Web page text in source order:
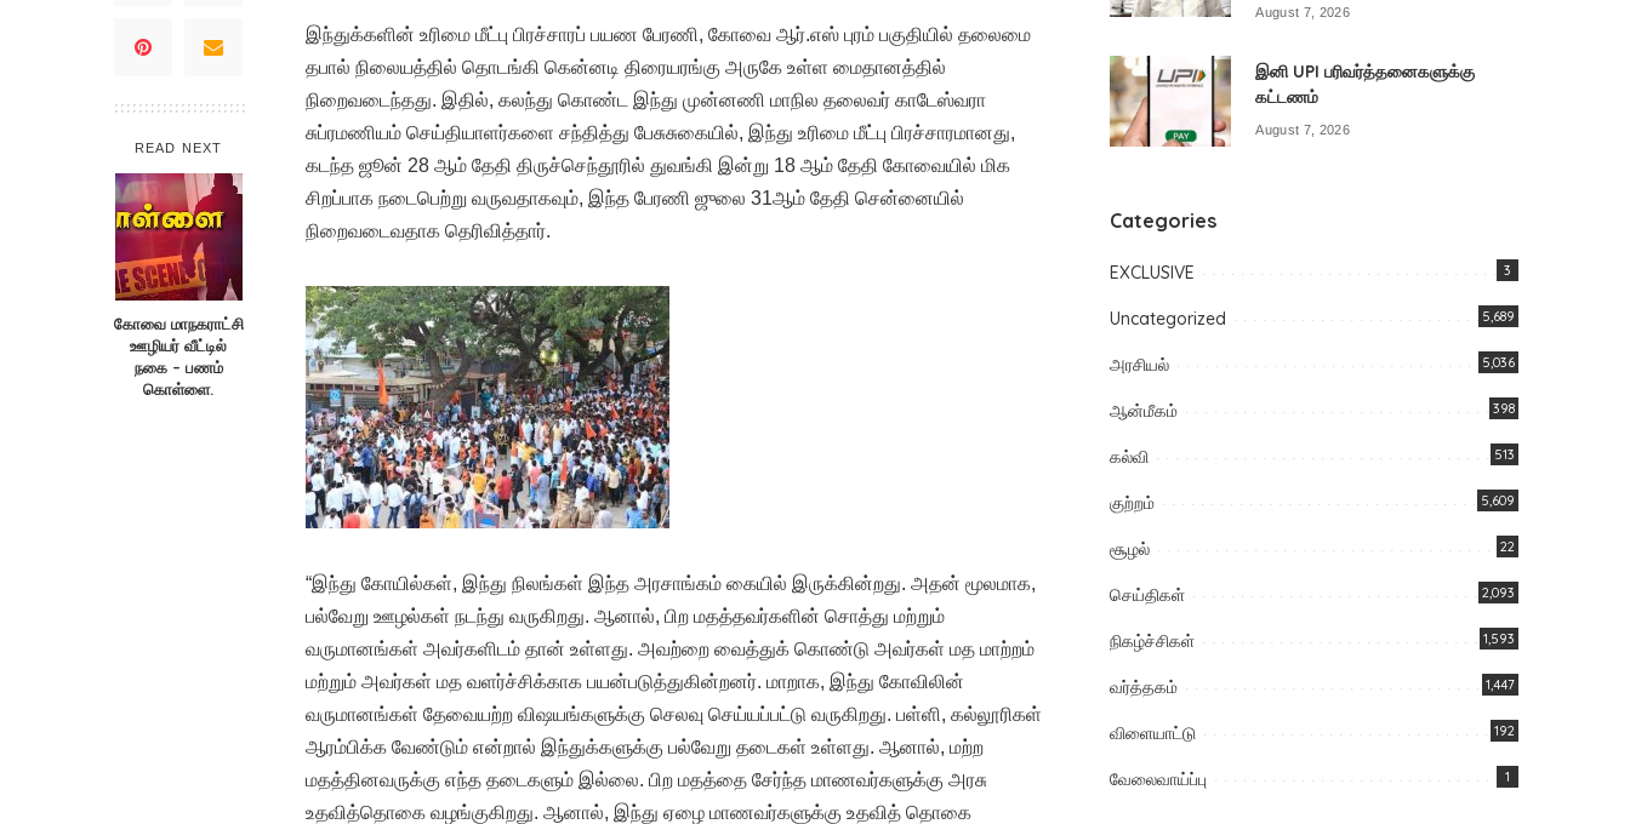
READ NEXT
கோவை மாநகராட்சி
ஊழியர் வீட்டில்
நகை – பணம்
கொள்ளை.
இந்துக்களின் உரிமை மீட்பு பிரச்சாரப் பயண பேரணி, கோவை ஆர்.எஸ் புரம் பகுதியில் தலைமை
தபால் நிலையத்தில் தொடங்கி கென்னடி திரையரங்கு அருகே உள்ள மைதானத்தில்
நிறைவடைந்தது. இதில், கலந்து கொண்ட இந்து முன்னணி மாநில தலைவர் காடேஸ்வரா
சுப்ரமணியம் செய்தியாளர்களை சந்தித்து பேசுசுகையில், இந்து உரிமை மீட்பு பிரச்சாரமானது,
கடந்த ஜூன் 28 ஆம் தேதி திருச்செந்தூரில் துவங்கி இன்று 18 ஆம் தேதி கோவையில் மிக
சிறப்பாக நடைபெற்று வருவதாகவும், இந்த பேரணி ஜுலை 31ஆம் தேதி சென்னையில்
நிறைவடைவதாக தெரிவித்தார்.
“இந்து கோயில்கள், இந்து நிலங்கள் இந்த அரசாங்கம் கையில் இருக்கின்றது. அதன் மூலமாக,
பல்வேறு ஊழல்கள் நடந்து வருகிறது. ஆனால், பிற மதத்தவர்களின் சொத்து மற்றும்
வருமானங்கள் அவர்களிடம் தான் உள்ளது. அவற்றை வைத்துக் கொண்டு அவர்கள் மத மாற்றம்
மற்றும் அவர்கள் மத வளர்ச்சிக்காக பயன்படுத்துகின்றனர். மாறாக, இந்து கோவிலின்
வருமானங்கள் தேவையற்ற விஷயங்களுக்கு செலவு செய்யப்பட்டு வருகிறது. பள்ளி, கல்லூரிகள்
ஆரம்பிக்க வேண்டும் என்றால் இந்துக்களுக்கு பல்வேறு தடைகள் உள்ளது. ஆனால், மற்ற
மதத்தினவருக்கு எந்த தடைகளும் இல்லை. பிற மதத்தை சேர்ந்த மாணவர்களுக்கு அரசு
உதவித்தொகை வழங்குகிறது. ஆனால், இந்து ஏழை மாணவர்களுக்கு உதவித் தொகை
August 7, 2026
இனி UPI பரிவர்த்தனைகளுக்கு
கட்டணம்
August 7, 2026
Categories
EXCLUSIVE 3
Uncategorized 5,689
அரசியல் 5,036
ஆன்மீகம் 398
கல்வி 513
குற்றம் 5,609
சூழல் 22
செய்திகள் 2,093
நிகழ்ச்சிகள் 1,593
வர்த்தகம் 1,447
விளையாட்டு 192
வேலைவாய்ப்பு 1